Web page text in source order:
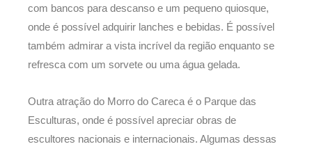
com bancos para descanso e um pequeno quiosque,
onde é possível adquirir lanches e bebidas. É possível
também admirar a vista incrível da região enquanto se
refresca com um sorvete ou uma água gelada.
Outra atração do Morro do Careca é o Parque das
Esculturas, onde é possível apreciar obras de
escultores nacionais e internacionais. Algumas dessas